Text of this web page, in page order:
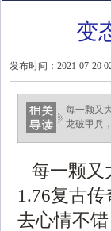
变
发布时间：2021-07-20
每一颗又
龙破甲兵
每一颗又
1.76复古
去心情不